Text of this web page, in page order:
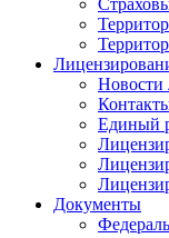
Новости
Единый
Документы